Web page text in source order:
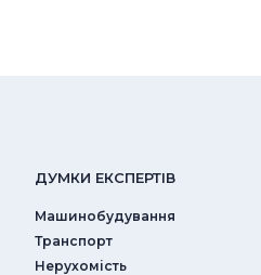
ДУМКИ ЕКСПЕРТIВ
Машинобудування
Транспорт
Нерухомість